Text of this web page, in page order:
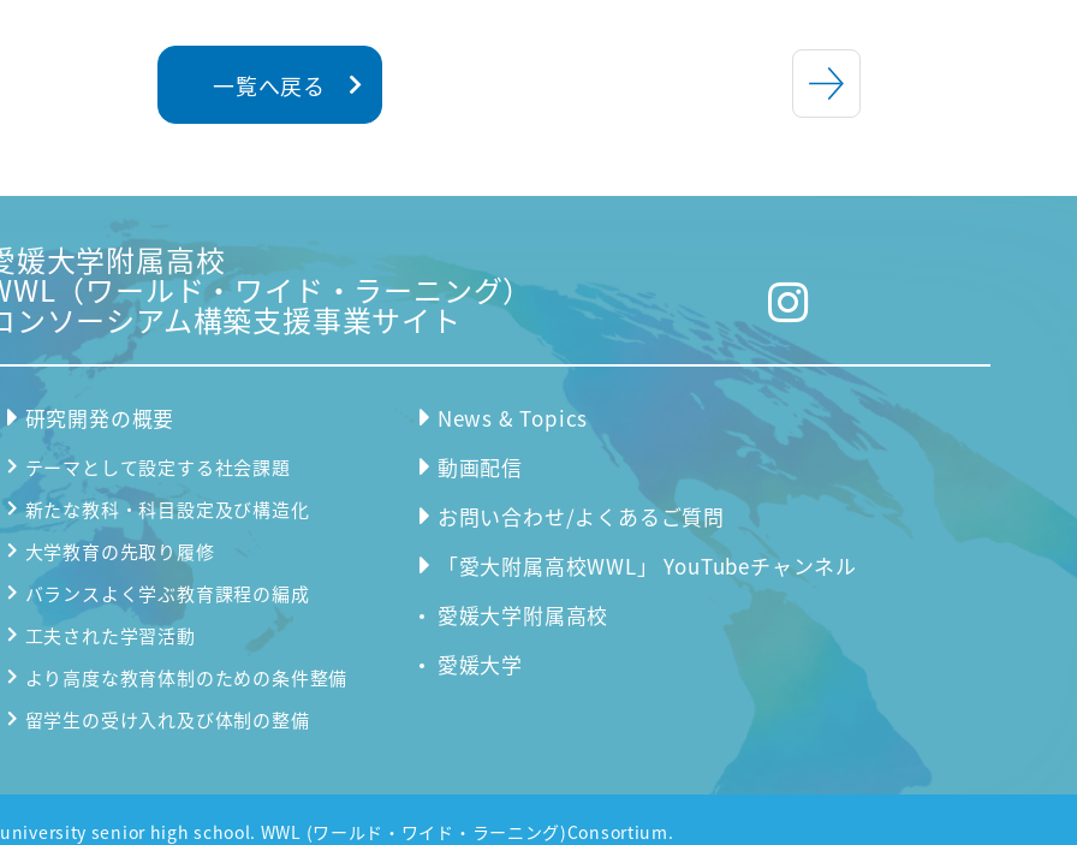
一覧へ戻る
媛大学附属高校
（ワールド・ワイド・ラーニング）
ンソーシアム構築支援事業サイト
研究開発の概要
テーマとして設定する社会課題
新たな教科・科目設定及び構造化
大学教育の先取り履修
バランスよく学ぶ教育課程の編成
工夫された学習活動
より高度な教育体制のための条件整備
留学生の受け入れ及び体制の整備
News & Topics
動画配信
お問い合わせ/よくあるご質問
「愛大附属高校WWL」 YouTubeチャンネル
愛媛大学附属高校
愛媛大学
senior high school. WWL (ワールド・ワイド・ラーニング)Consortium.